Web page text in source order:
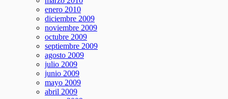
enero 2010
diciembre 2009
noviembre 2009
octubre 2009
septiembre 2009
agosto 2009
julio 2009
junio 2009
mayo 2009
abril 2009